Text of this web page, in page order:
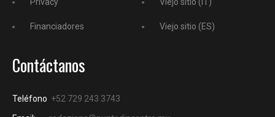
Financiadores Viejo sitio (ES)
Contáctanos
Teléfono +52 729 243 3743